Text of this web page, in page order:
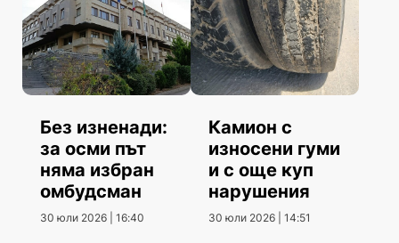
Без изненади:
за осми път
няма избран
омбудсман
30 юли 2026 | 16:40
Камион с
износени гуми
и с още куп
нарушения
30 юли 2026 | 14:51